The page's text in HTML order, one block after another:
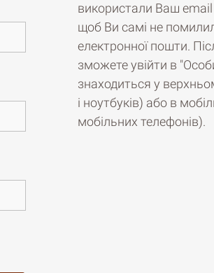
використали Ваш email
щоб Ви самі не
електронної пошти.
зможете увійти в
знаходиться у
і ноутбуків) або в
мобільних телефонів).